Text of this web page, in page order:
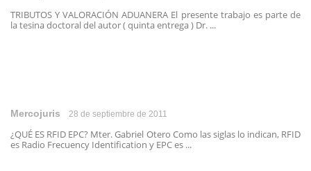
TRIBUTOS Y VALORACIÓN ADUANERA El presente trabajo es parte de
la tesina doctoral del autor ( quinta entrega ) Dr. ...
Mercojuris 28 de septiembre de 2011
¿QUÉ ES RFID EPC? Mter. Gabriel Otero Como las siglas lo indican, RFID
es Radio Frecuency Identification y EPC es ...